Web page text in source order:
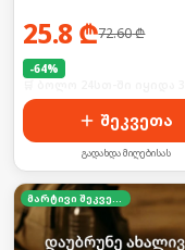
25.8 ₾72.60₾
-64%
შეკვეთა
გადახდა მიღებისას
მარტივი შეკვეთა